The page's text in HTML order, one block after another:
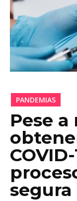
PANDEMIAS
Pese